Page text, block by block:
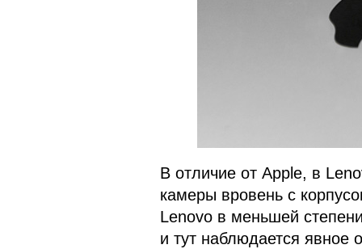
В отличие от Apple, в
камеры вровень с
Lenovo в меньшей
и тут наблюдается явное